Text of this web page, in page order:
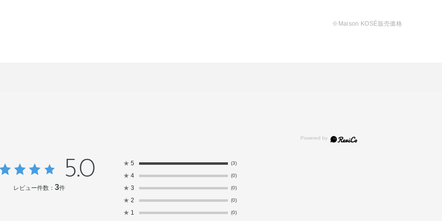
※Maison KOSÉ販売価格
5.0
レビュー件数： 3件
★ 5 (3)
★ 4 (0)
★ 3 (0)
★ 2 (0)
★ 1 (0)